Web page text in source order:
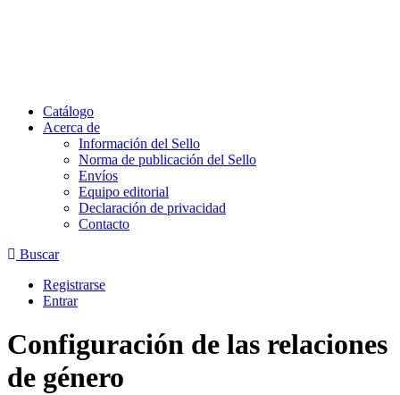
Catálogo
Acerca de
Información del Sello
Norma de publicación del Sello
Envíos
Equipo editorial
Declaración de privacidad
Contacto
Buscar
Registrarse
Entrar
Configuración de las relaciones
de género